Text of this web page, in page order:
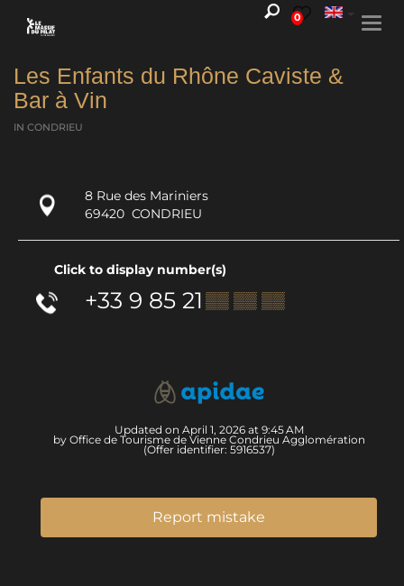
0
Les Enfants du Rhône Caviste &
Bar à Vin
IN CONDRIEU
8 Rue des Mariniers
69420 CONDRIEU
Click to display number(s)
+33 9 85 21 ▒▒ ▒▒ ▒▒
Updated on April 1, 2026 at 9:45 AM
by Office de Tourisme de Vienne Condrieu Agglomération
(Offer identifier: 5916537)
Report mistake